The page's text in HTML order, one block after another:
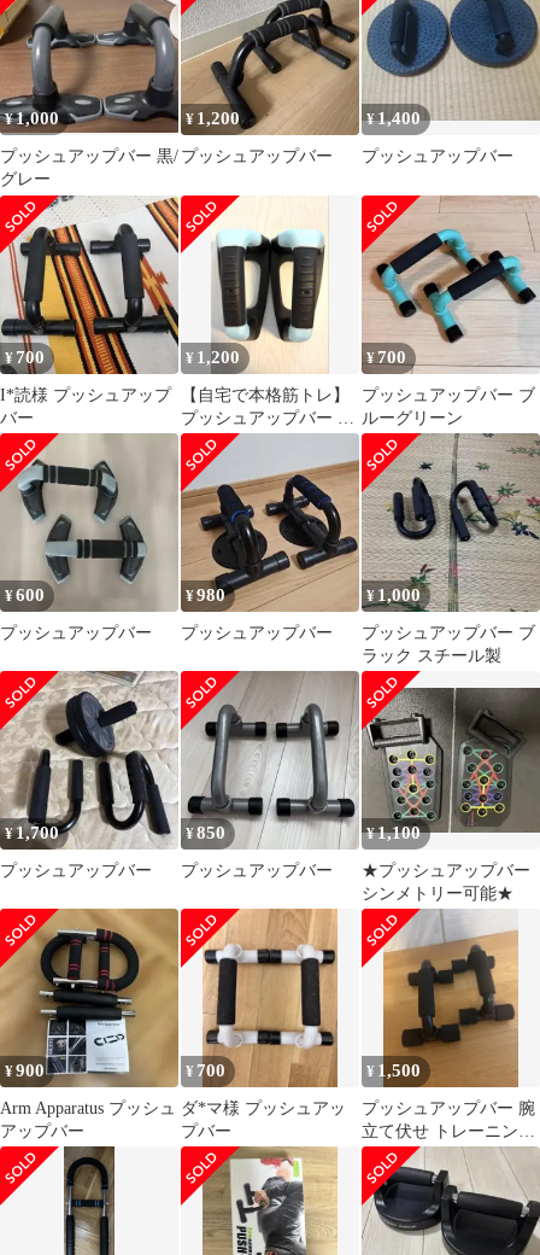
¥1,000
プッシュアップバー 黒/
グレー
¥ 1,200
プッシュアップバー
¥1,400
プッシュアップバー
¥ 700
I*読様 プッシュアップ
バー
¥ 1,200
【自宅で本格筋トレ】
プッシュアップバー 腕
立て 胸筋 宅トレ 手首
の負担軽減
¥700
プッシュアップバー ブ
ルーグリーン
¥600
プッシュアップバー
¥980
プッシュアップバー
¥ 1,000
プッシュアップバー ブ
ラック スチール製
¥1,700
プッシュアップバー
¥850
プッシュアップバー
¥1,100
★プッシュアップバー
シンメトリー可能★
¥900
Arm Apparatus プッシュ
アップバー
¥ 700
ダ*マ様 プッシュアッ
プバー
¥ 1,500
プッシュアップバー 腕
立て伏せ トレーニング
器具